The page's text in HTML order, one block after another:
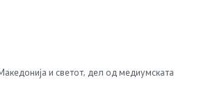
и светот, дел од медиумската